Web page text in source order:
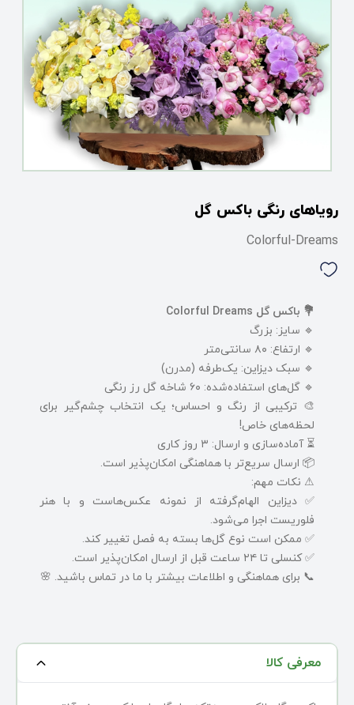
رویاهای رنگی باکس گل
Colorful-Dreams
💐 باکس گل Colorful Dreams
🔹 سایز: بزرگ
🔹 ارتفاع: ۸۰ سانتی‌متر
🔹 سبک دیزاین: یک‌طرفه (مدرن)
🔹 گل‌های استفاده‌شده: ۶۰ شاخه گل رز رنگی
🎨 ترکیبی از رنگ و احساس؛ یک انتخاب چشم‌گیر برای
لحظه‌های خاص!
⏳ آماده‌سازی و ارسال: ۳ روز کاری
📦 ارسال سریع‌تر با هماهنگی امکان‌پذیر است.
⚠ نکات مهم:
✅ دیزاین الهام‌گرفته از نمونه عکس‌هاست و با هنر
فلوریست اجرا می‌شود.
✅ ممکن است نوع گل‌ها بسته به فصل تغییر کند.
✅ کنسلی تا ۲۴ ساعت قبل از ارسال امکان‌پذیر است.
📞 برای هماهنگی و اطلاعات بیشتر با ما در تماس باشید. 🌸
معرفی کالا